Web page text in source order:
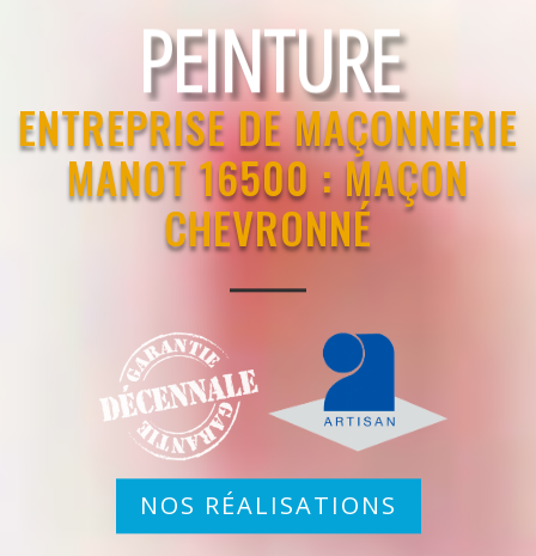
RAVALEMENT
ENTREPRISE DE MAÇONNERIE
MANOT 16500 : MAÇON
CHEVRONNÉ
NOS RÉALISATIONS